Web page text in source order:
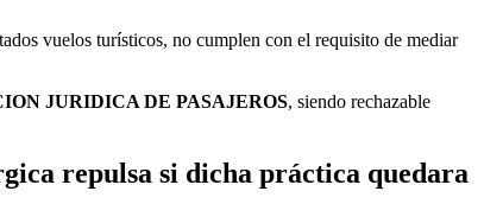
vuelos turísticos, no cumplen con el requisito de mediar
JURIDICA DE PASAJEROS, siendo rechazable
repulsa si dicha práctica quedara